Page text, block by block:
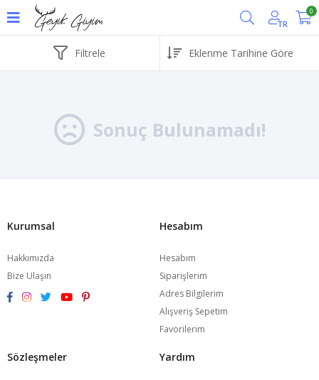
TR
0
Filtrele
Sonuç Bulunamadı!
Kurumsal
Hakkımızda
Bize Ulaşın
Hesabım
Hesabım
Siparişlerim
Adres Bilgilerim
Alışveriş Sepetim
Favorilerim
Sözleşmeler Yardım